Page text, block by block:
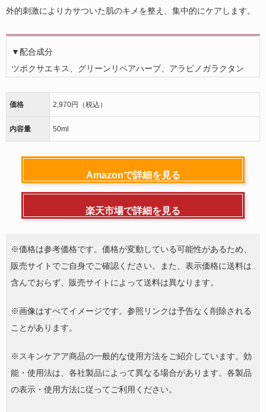
外的刺激によりカサついた肌のキメを整え、集中的にケアします。
▼配合成分
ツボクサエキス、グリーンリペアハーブ、アラビノガラクタン
価格 2,970円（税込）
内容量 50ml
Amazonで詳細を見る
楽天市場で詳細を見る
※価格は参考価格です。価格が変動している可能性があるため、
販売サイトでご自身でご確認ください。また、表示価格に送料は
含んでおらず、販売サイトによって送料は異なります。
※画像はすべてイメージです。参照リンクは予告なく削除される
ことがあります。
※スキンケアア商品の一般的な使用方法をご紹介しています。効
能・使用法は、各社製品によって異なる場合があります。各製品
の表示・使用方法に従ってご利用ください。